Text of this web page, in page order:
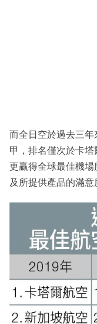
而全日空於過去三
甲，排名僅次於卡
更贏得全球最佳機
及所提供產品的滿意